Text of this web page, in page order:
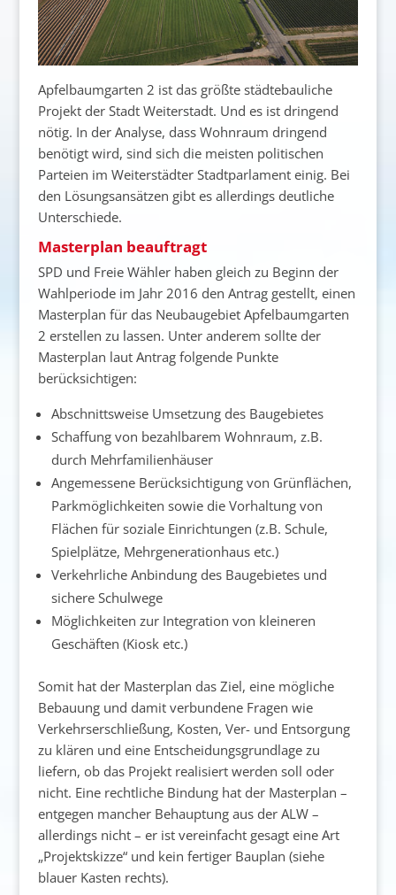
Apfelbaumgarten 2 ist das größte städtebauliche
Projekt der Stadt Weiterstadt. Und es ist dringend
nötig. In der Analyse, dass Wohnraum dringend
benötigt wird, sind sich die meisten politischen
Parteien im Weiterstädter Stadtparlament einig. Bei
den Lösungsansätzen gibt es allerdings deutliche
Unterschiede.
Masterplan beauftragt
SPD und Freie Wähler haben gleich zu Beginn der
Wahlperiode im Jahr 2016 den Antrag gestellt, einen
Masterplan für das Neubaugebiet Apfelbaumgarten
2 erstellen zu lassen. Unter anderem sollte der
Masterplan laut Antrag folgende Punkte
berücksichtigen:
Abschnittsweise Umsetzung des Baugebietes
Schaffung von bezahlbarem Wohnraum, z.B.
durch Mehrfamilienhäuser
Angemessene Berücksichtigung von Grünflächen,
Parkmöglichkeiten sowie die Vorhaltung von
Flächen für soziale Einrichtungen (z.B. Schule,
Spielplätze, Mehrgenerationhaus etc.)
Verkehrliche Anbindung des Baugebietes und
sichere Schulwege
Möglichkeiten zur Integration von kleineren
Geschäften (Kiosk etc.)
Somit hat der Masterplan das Ziel, eine mögliche
Bebauung und damit verbundene Fragen wie
Verkehrserschließung, Kosten, Ver- und Entsorgung
zu klären und eine Entscheidungsgrundlage zu
liefern, ob das Projekt realisiert werden soll oder
nicht. Eine rechtliche Bindung hat der Masterplan –
entgegen mancher Behauptung aus der ALW –
allerdings nicht – er ist vereinfacht gesagt eine Art
„Projektskizze“ und kein fertiger Bauplan (siehe
blauer Kasten rechts).